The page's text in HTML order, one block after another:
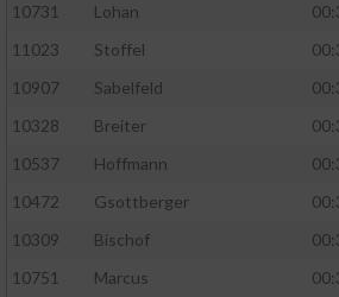
10731
Lohan
11023
Stoffel
10907
Sabelfeld
10328
Breiter
10537
Hoffmann
10472
Gsottberger
10309
Bischof
10751
Marcus